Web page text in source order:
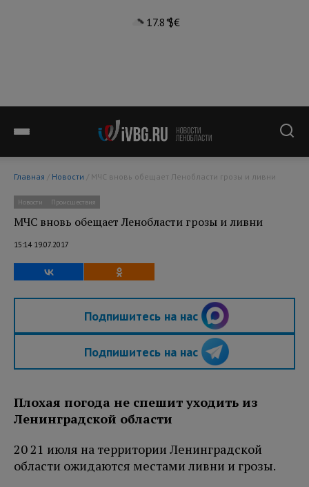
17.8°$€
Главная / Новости / МЧС вновь обещает Ленобласти грозы и ливни
Новости Происшествия
МЧС вновь обещает Ленобласти грозы и ливни
15:14 19.07.2017
Подпишитесь на нас
Подпишитесь на нас
Плохая погода не спешит уходить из
Ленинградской области
20 21 июля на территории Ленинградской
области ожидаются местами ливни и грозы.